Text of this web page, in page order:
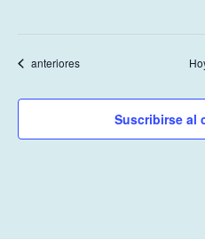
Eventos
anteriores
Suscribirse al